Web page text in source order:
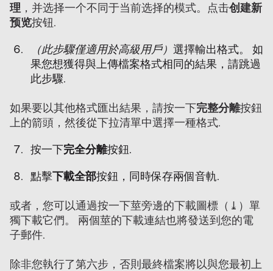
理 ，并选择一个不同于当前选择的模式。点击创建新
预览按钮.
（此步驟僅適用於高級用戶） 選擇輸出格式。 如
果您想獲得與上傳檔案格式相同的結果，請跳過
此步驟.
如果要以其他格式匯出結果，請按一下完整分離按鈕
上的箭頭，然後從下拉清單中選擇一種格式.
按一下完全分離按鈕.
點擊下載全部按鈕，同時保存兩個音軌.
或者，您可以通過按一下莖旁邊的下載圖標（⤓）單
獨下載它們。 兩個莖的下載連結也將發送到您的電
子郵件.
除非您執行了第六步，否則最終檔案將以與您最初上